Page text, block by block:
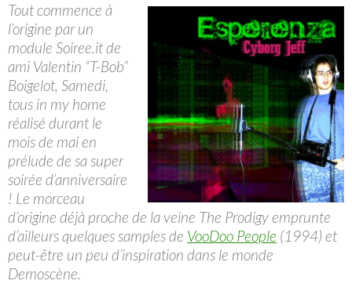
Tout commence à
l’origine par un
module Soiree.it de
ami Valentin “T-Bob”
Boigelot, Samedi,
tous in my home
réalisé durant le
mois de mai en
prélude de sa super
soirée d’anniversaire
! Le morceau
d’origine déjà proche de la veine The Prodigy emprunte
d’ailleurs quelques samples de VooDoo People (1994) et
peut-être un peu d’inspiration dans le monde
Demoscène.